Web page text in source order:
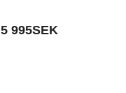
5 995SEK